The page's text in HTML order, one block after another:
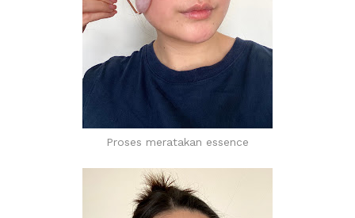
Proses meratakan essence